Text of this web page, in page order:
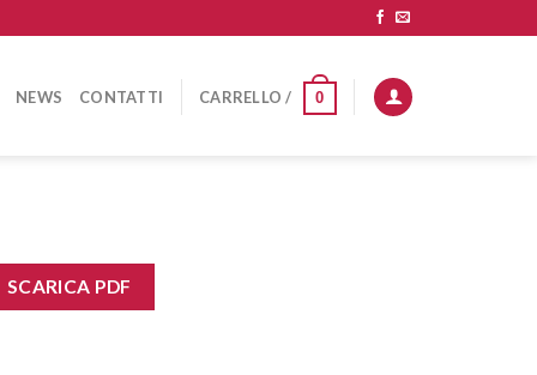
NEWS CONTATTI CARRELLO / 0
SCARICA PDF